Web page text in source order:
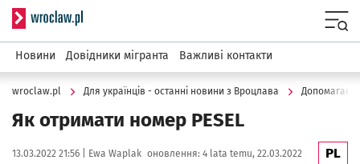
Serwis informacyjny wroclaw.pl
Новини Довідники мігранта Важливі контакти
wroclaw.pl Для українців - останні новини з Вроцлава
Як отримати номер PESEL
Data publikacji:
13.03.2022 21:56 | Autor:
Ewa Waplak оновлення: 4 lata temu, 22.03.2022 PL